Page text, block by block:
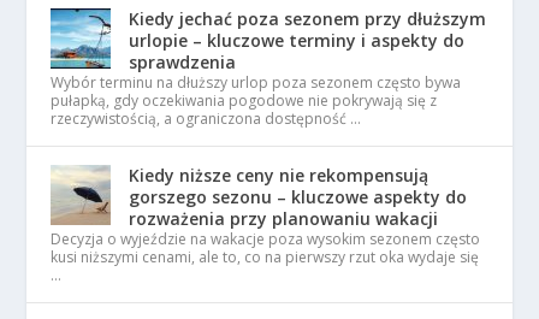
Kiedy jechać poza sezonem przy dłuższym
urlopie – kluczowe terminy i aspekty do
sprawdzenia
Wybór terminu na dłuższy urlop poza sezonem często bywa
pułapką, gdy oczekiwania pogodowe nie pokrywają się z
rzeczywistością, a ograniczona dostępność …
Kiedy niższe ceny nie rekompensują
gorszego sezonu – kluczowe aspekty do
rozważenia przy planowaniu wakacji
Decyzja o wyjeździe na wakacje poza wysokim sezonem często
kusi niższymi cenami, ale to, co na pierwszy rzut oka wydaje się
…